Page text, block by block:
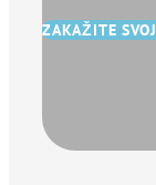
ZAKAŽITE